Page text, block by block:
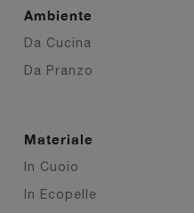
Ambiente
Da Cucina
Da Pranzo
Materiale
In Cuoio
In Ecopelle